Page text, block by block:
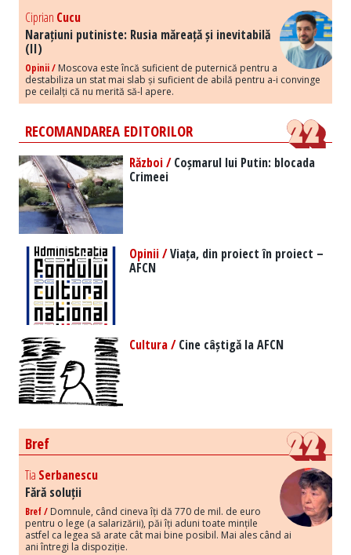
Ciprian Cucu
Narațiuni putiniste: Rusia măreață și inevitabilă
(II)
Opinii / Moscova este încă suficient de puternică pentru a
destabiliza un stat mai slab și suficient de abilă pentru a-i convinge
pe ceilalți că nu merită să-l apere.
RECOMANDAREA EDITORILOR
Război /Coșmarul lui Putin: blocada
Crimeei
Opinii /Viața, din proiect în proiect –
AFCN
Cultura /Cine câștigă la AFCN
Bref
Tia Serbanescu
Fără soluții
Bref / Domnule, când cineva îți dă 770 de mil. de euro
pentru o lege (a salarizării), păi îți aduni toate mințile
astfel ca legea să arate cât mai bine posibil. Mai ales când ai
ani întregi la dispoziție.